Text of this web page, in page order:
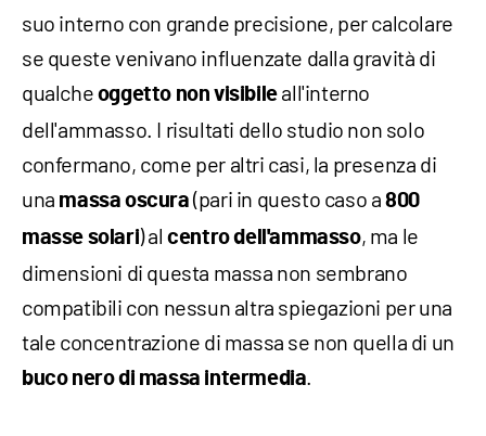
suo interno con grande precisione, per calcolare
se queste venivano influenzate dalla gravità di
qualche oggetto non visibileall'interno
dell'ammasso. I risultati dello studio non solo
confermano, come per altri casi, la presenza di
una massa oscura (pari in questo caso a800
masse solari) alcentro dell'ammasso, ma le
dimensioni di questa massa non sembrano
compatibili con nessun altra spiegazioni per una
tale concentrazione di massa se non quella di un
buco nero di massa intermedia